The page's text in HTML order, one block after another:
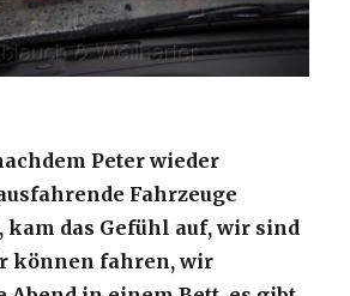
Peter wieder
Fahrzeuge
kam das Gefühl auf, wir sind
können fahren, wir